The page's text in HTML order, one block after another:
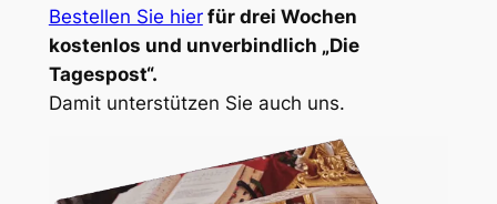
Bestellen Sie hier für drei Wochen
kostenlos und unverbindlich „Die
Tagespost“.
Damit unterstützen Sie auch uns.